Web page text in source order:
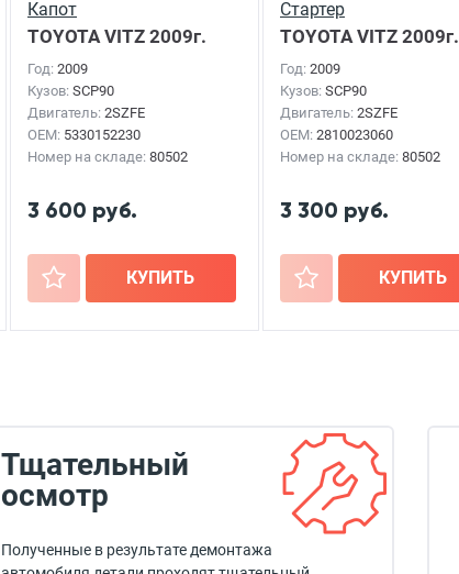
Капот
TOYOTA VITZ 2009г.
Год: 2009
Кузов: SCP90
Двигатель: 2SZFE
OEM: 5330152230
Номер на складе: 80502
3 600 руб.
+ КУПИТЬ
Стартер
TOYOTA VITZ 2009г.
Год: 2009
Кузов: SCP90
Двигатель: 2SZFE
OEM: 2810023060
Номер на складе: 80502
3 300 руб.
+ КУПИТЬ
Тщательный
осмотр
Полученные в результате демонтажа